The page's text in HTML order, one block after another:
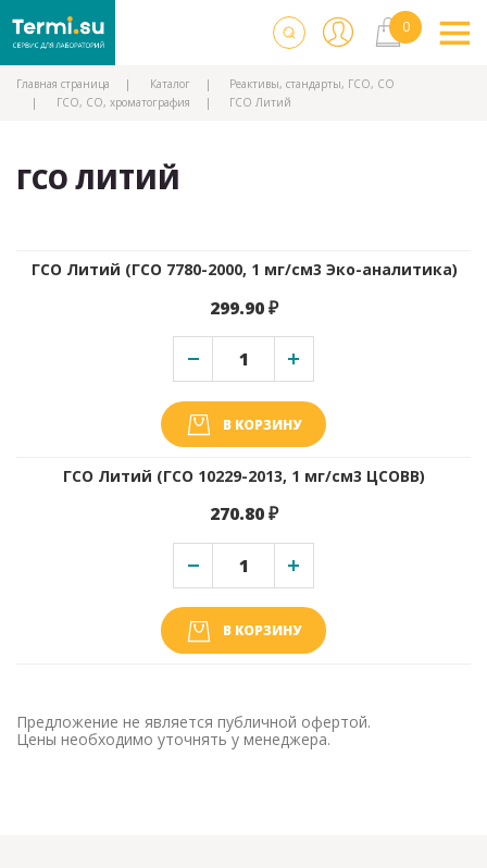
Главная страница Каталог
Реактивы, стандарты, ГСО, СО
ГСО, СО, хроматография
ГСО Литий
ГСО ЛИТИЙ
ГСО Литий (ГСО 7780-2000, 1 мг/см3 Эко-аналитика)
299.90 ₽
В КОРЗИНУ
ГСО Литий (ГСО 10229-2013, 1 мг/см3 ЦСОВВ)
270.80 ₽
В КОРЗИНУ
Предложение не является публичной офертой.
Цены необходимо уточнять у менеджера.